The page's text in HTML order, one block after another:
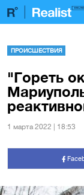
ПРОИСШЕСТВИЯ
"Гореть
1 марта 2022 | 18:53